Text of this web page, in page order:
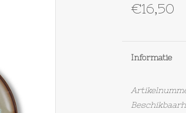
€16,50
Informatie